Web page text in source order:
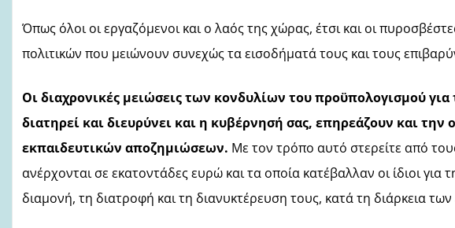
Όπως όλοι οι εργαζόμενοι και ο λαός της χώρας, έτσι και οι
πολιτικών που μειώνουν συνεχώς τα εισοδήματά τους και τους
Οι διαχρονικές μειώσεις των κονδυλίων του προϋπολογισμού
διατηρεί και διευρύνει και η κυβέρνησή σας, επηρεάζουν και
εκπαιδευτικών αποζημιώσεων. Με τον τρόπο αυτό στερείτε από
ανέρχονται σε εκατοντάδες ευρώ και τα οποία κατέβαλλαν οι ίδιοι
διαμονή, τη διατροφή και τη διανυκτέρευση τους, κατά τη διάρκεια